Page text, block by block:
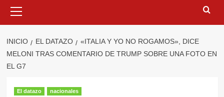
primario
INICIO EL DATAZO
«ITALIA Y YO NO ROGAMOS», DICE
MELONI TRAS COMENTARIO DE TRUMP SOBRE UNA FOTO EN
EL G7
El datazo nacionales